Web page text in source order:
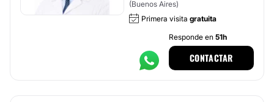
(Buenos Aires)
Primera visita gratuita
Responde en 51h
CONTACTAR